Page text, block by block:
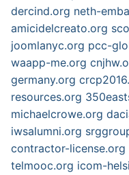
dercind.org neth-
amicidelcreato.org
joomlanyc.org pcc-
waapp-me.org
germany.org
resources.org
michaelcrowe.org
iwsalumni.org
contractor-license.org
telmooc.org icom-